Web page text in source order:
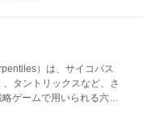
ビデオ
の
オ審判
システ
渉、最大
）は、サイコパス
タントリックスなど、さ
ゲームで用いられる六角